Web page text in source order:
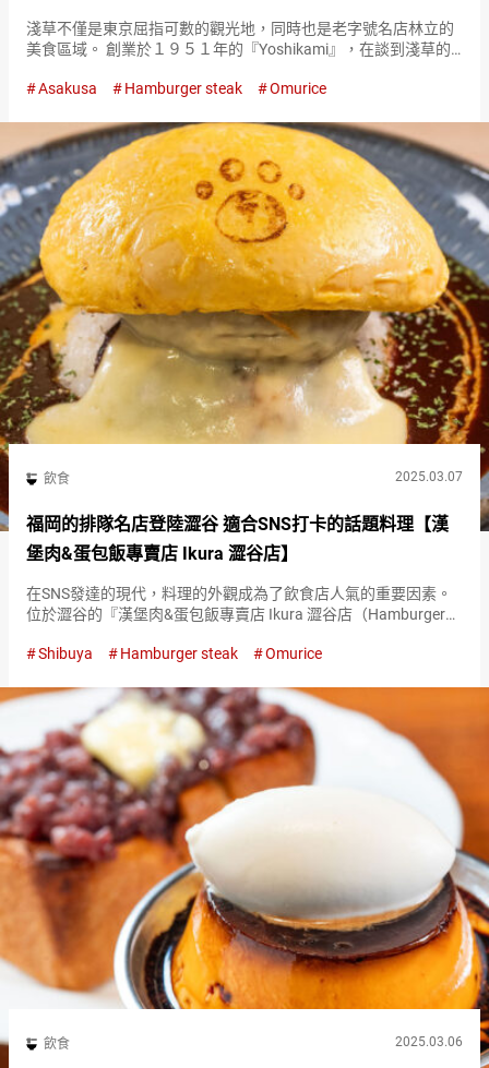
淺草不僅是東京屈指可數的觀光地，同時也是老字號名店林立的
美食區域。 創業於１９５１年的『Yoshikami』，在談到淺草的
經過獨特進化的西餐。 淺草的名洋食店『Yoshikami』的…
Asakusa Hamburger steak Omurice
飲食 2025.03.07
福岡的排隊名店登陸澀谷 適合SNS打卡的話題料理【漢
堡肉&蛋包飯專賣店 Ikura 澀谷店】
在SNS發達的現代，料理的外觀成為了飲食店人氣的重要因素。
位於澀谷的『漢堡肉&蛋包飯專賣店 Ikura 澀谷店（Hamburger
行…Shibuya Hamburger steak Omurice
飲食 2025.03.06